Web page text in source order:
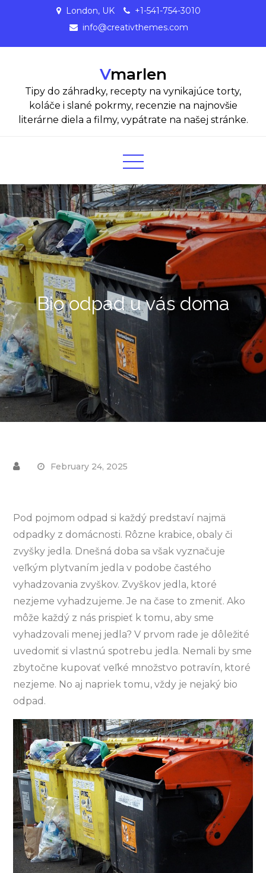
London, UK
+1-541-754-3010
info@creativthemes.com
Vmarlen
Tipy do záhradky, recepty na vynikajúce torty,
koláče i slané pokrmy, recenzie na najnovšie
literárne diela a filmy, vypátrate na našej stránke.
Bio odpad u vás doma
February 24, 2025
Pod pojmom odpad si každý predstaví najmä
odpadky z domácnosti. Rôzne krabice, obaly či
zvyšky jedla. Dnešná doba sa však vyznačuje
veľkým plytvaním jedla v podobe častého
vyhadzovania zvyškov. Zvyškov jedla, ktoré
nezjeme vyhadzujeme. Je na čase to zmeniť. Ako
môže každý z nás prispieť k tomu, aby sme
vyhadzovali menej jedla? V prvom rade je dôležité
uvedomiť si vlastnú spotrebu jedla. Nemali by sme
zbytočne kupovať veľké množstvo potravín, ktoré
nezjeme. No aj napriek tomu, vždy je nejaký bio
odpad.